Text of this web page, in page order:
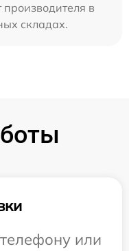
производителя в
складах.
или